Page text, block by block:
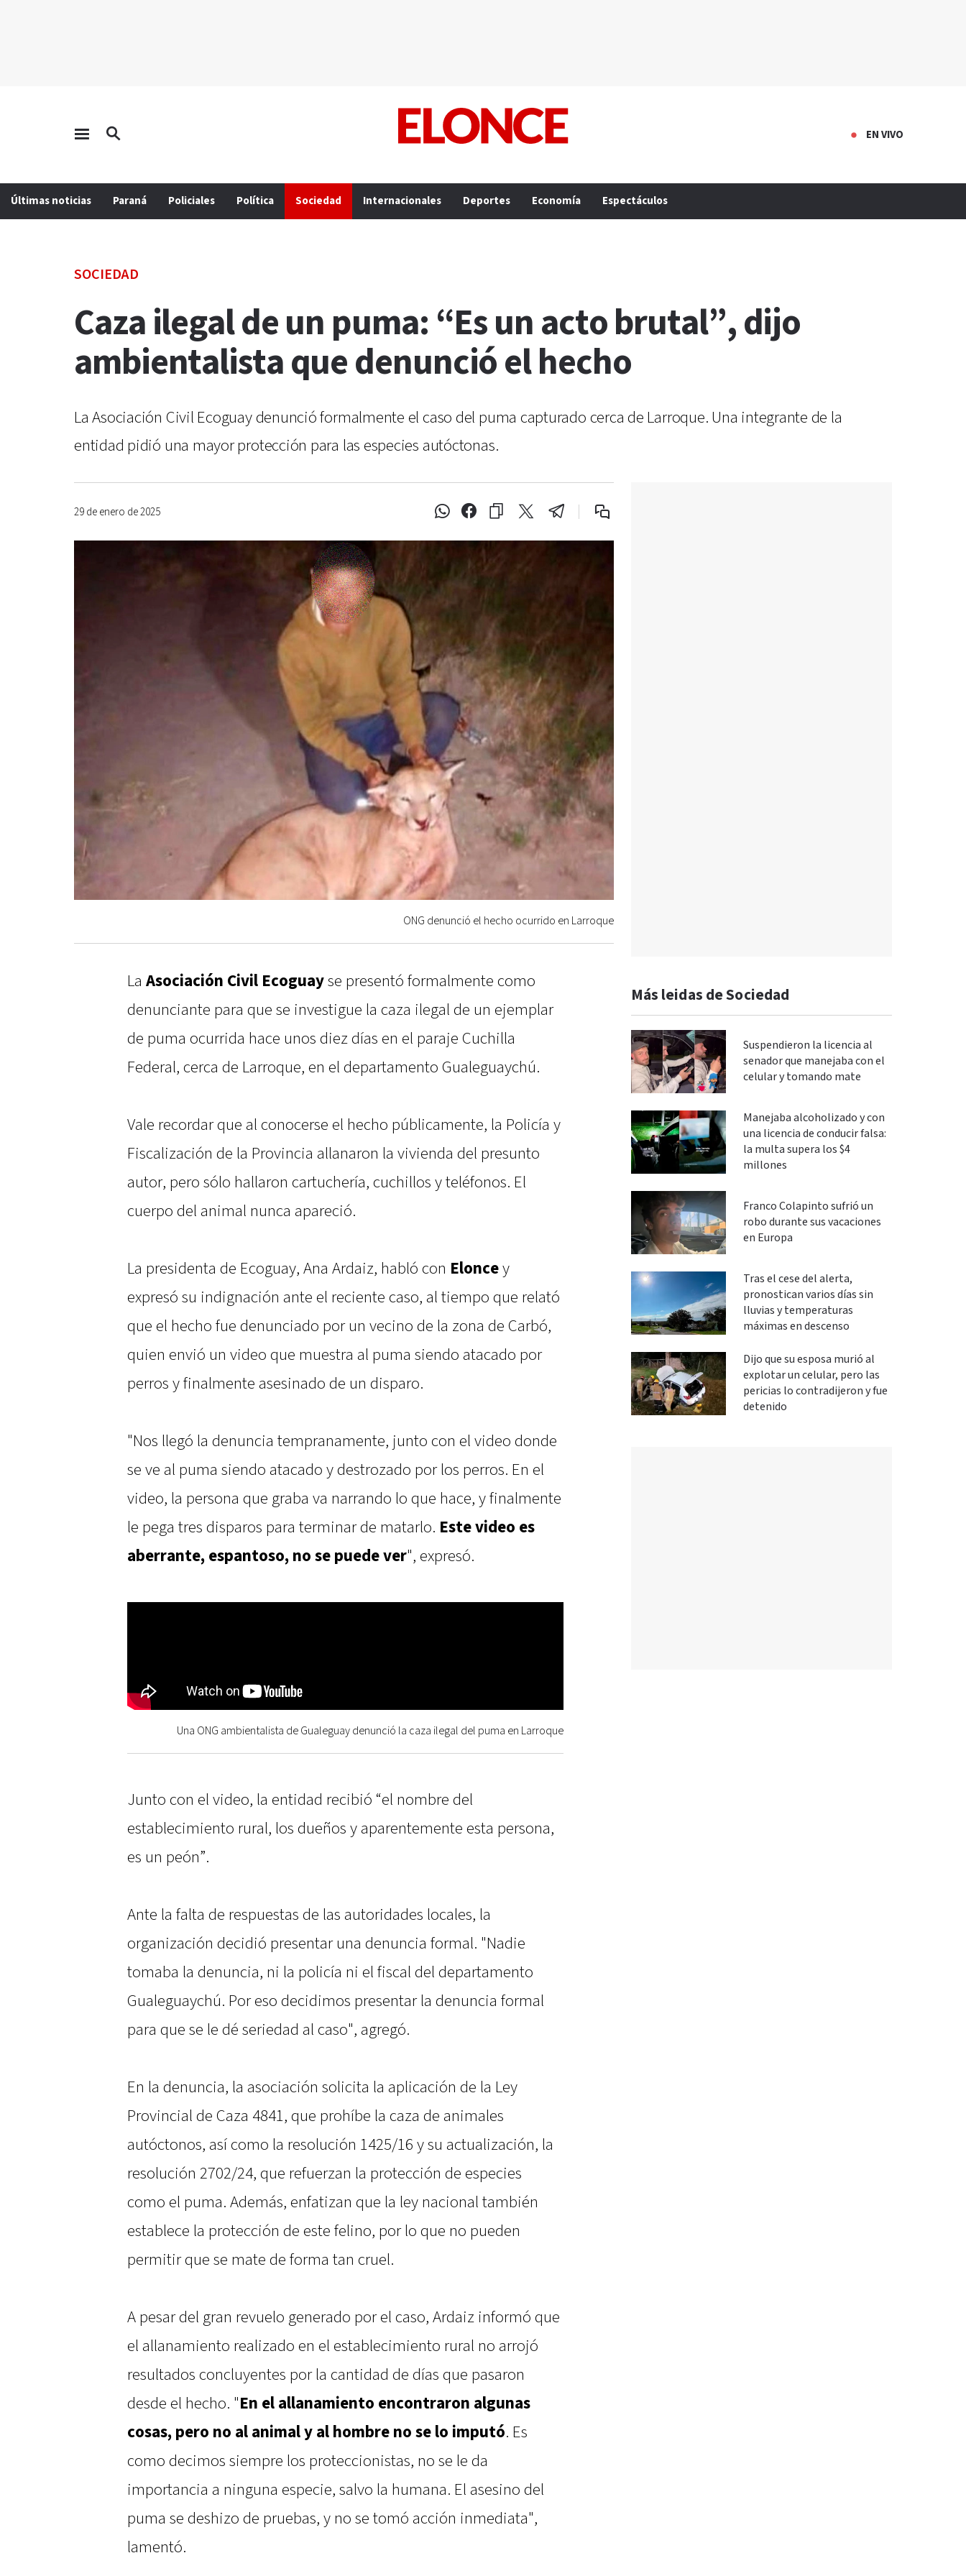
EN VIVO
Últimas noticias Paraná Policiales Política Sociedad Internacionales Deportes Economía Espectáculos
SOCIEDAD
Caza ilegal de un puma: “Es un acto brutal”, dijo
ambientalista que denunció el hecho
La Asociación Civil Ecoguay denunció formalmente el caso del puma capturado cerca de Larroque. Una integrante de la
entidad pidió una mayor protección para las especies autóctonas.
29 de enero de 2025
ONG denunció el hecho ocurrido en Larroque
La Asociación Civil Ecoguayse presentó formalmente como
denunciante para que se investigue la caza ilegal de un ejemplar
de puma ocurrida hace unos diez días en el paraje Cuchilla
Federal, cerca de Larroque, en el departamento Gualeguaychú.
Vale recordar que al conocerse el hecho públicamente, la Policía y
Fiscalización de la Provincia allanaron la vivienda del presunto
autor, pero sólo hallaron cartuchería, cuchillos y teléfonos. El
cuerpo del animal nunca apareció.
La presidenta de Ecoguay, Ana Ardaiz, habló con Eloncey
expresó su indignación ante el reciente caso, al tiempo que relató
que el hecho fue denunciado por un vecino de la zona de Carbó,
quien envió un video que muestra al puma siendo atacado por
perros y finalmente asesinado de un disparo.
"Nos llegó la denuncia tempranamente, junto con el video donde
se ve al puma siendo atacado y destrozado por los perros. En el
video, la persona que graba va narrando lo que hace, y finalmente
le pega tres disparos para terminar de matarlo. Este video es
aberrante, espantoso, no se puede ver", expresó.
Una ONG ambientalista de Gualeguay denunció la caza ilegal del puma en Larroque
Junto con el video, la entidad recibió “el nombre del
establecimiento rural, los dueños y aparentemente esta persona,
es un peón”.
Ante la falta de respuestas de las autoridades locales, la
organización decidió presentar una denuncia formal. "Nadie
tomaba la denuncia, ni la policía ni el fiscal del departamento
Gualeguaychú. Por eso decidimos presentar la denuncia formal
para que se le dé seriedad al caso", agregó.
En la denuncia, la asociación solicita la aplicación de la Ley
Provincial de Caza 4841, que prohíbe la caza de animales
autóctonos, así como la resolución 1425/16 y su actualización, la
resolución 2702/24, que refuerzan la protección de especies
como el puma. Además, enfatizan que la ley nacional también
establece la protección de este felino, por lo que no pueden
permitir que se mate de forma tan cruel.
A pesar del gran revuelo generado por el caso, Ardaiz informó que
el allanamiento realizado en el establecimiento rural no arrojó
resultados concluyentes por la cantidad de días que pasaron
desde el hecho. "En el allanamiento encontraron algunas
cosas, pero no al animal y al hombre no se lo imputó. Es
como decimos siempre los proteccionistas, no se le da
importancia a ninguna especie, salvo la humana. El asesino del
puma se deshizo de pruebas, y no se tomó acción inmediata",
lamentó.
Más leidas de Sociedad
Suspendieron la licencia al
senador que manejaba con el
celular y tomando mate
Manejaba alcoholizado y con
una licencia de conducir falsa:
la multa supera los $4
millones
Franco Colapinto sufrió un
robo durante sus vacaciones
en Europa
Tras el cese del alerta,
pronostican varios días sin
lluvias y temperaturas
máximas en descenso
Dijo que su esposa murió al
explotar un celular, pero las
pericias lo contradijeron y fue
detenido